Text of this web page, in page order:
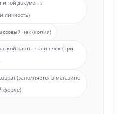
иной документ,
личность)
чек (копии)
карты + слип-чек (при
(заполняется в магазине
форме)